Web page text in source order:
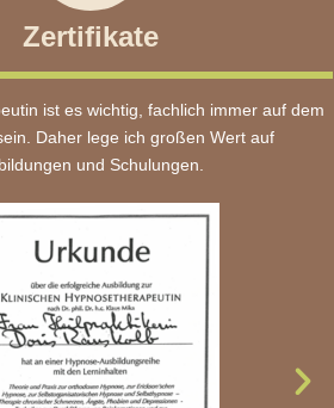
Zertifikate
ist es wichtig, fachlich immer auf dem
Daher lege ich großen Wert auf
und Schulungen.